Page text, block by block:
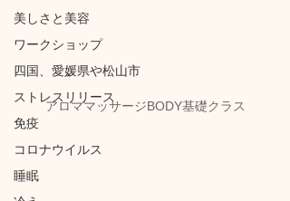
美しさと美容
ワークショップ
四国、愛媛県や松山市
ストレスリリース
免疫
コロナウイルス
睡眠
アロママッサージBODY基礎クラス